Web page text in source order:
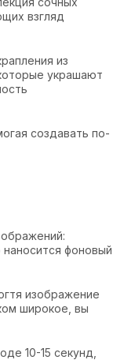
взгляд
из
украшают
создавать по-
фоновый
изображение
широкое, вы
10-15 секунд,